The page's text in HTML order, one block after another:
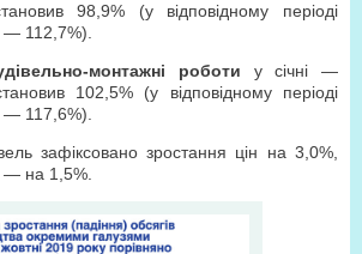
98,9% (у відповідному періоді
— 112,7%).
монтажні роботи у січні —
102,5% (у відповідному періоді
— 117,6%).
зафіксовано зростання цін на 3,0%,
— на 1,5%.